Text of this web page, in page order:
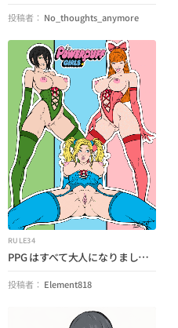
投稿者： No_thoughts_anymore
RULE34
PPG はすべて大人になりました (エレメント) (パワー パフ ガールズ)
投稿者： Element818